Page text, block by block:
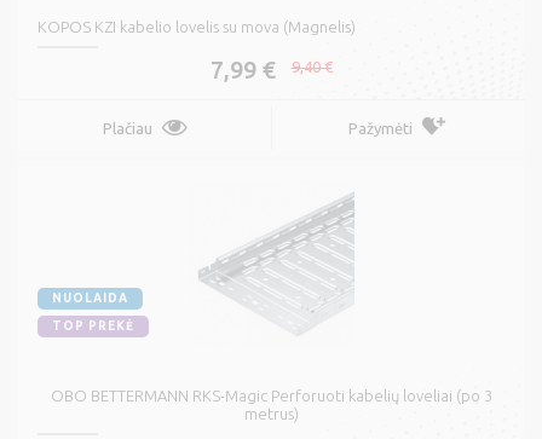
KOPOS KZI kabelio lovelis su mova (Magnelis)
7,99 € 9,40 €
Plačiau Pažymėti
NUOLAIDA
TOP PREKĖ
OBO BETTERMANN RKS-Magic Perforuoti kabelių loveliai (po 3
metrus)